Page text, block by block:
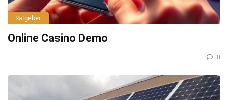
Ratgeber
Online Casino Demo
0